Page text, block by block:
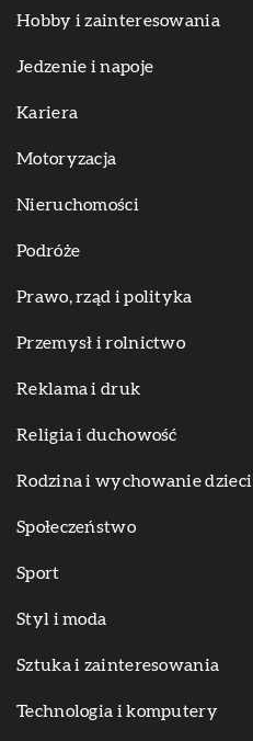
Hobby i zainteresowania
Jedzenie i napoje
Kariera
Motoryzacja
Nieruchomości
Podróże
Prawo, rząd i polityka
Przemysł i rolnictwo
Reklama i druk
Religia i duchowość
Rodzina i wychowanie dzieci
Społeczeństwo
Sport
Styl i moda
Sztuka i zainteresowania
Technologia i komputery